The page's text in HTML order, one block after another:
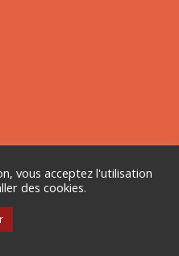
vous acceptez l'utilisation
des cookies.